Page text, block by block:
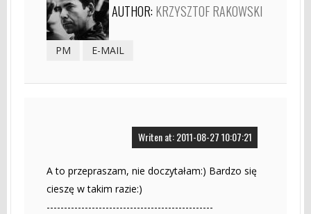
AUTHOR: KRZYSZTOF RAKOWSKI
PM E-MAIL
Writen at: 2011-08-27 10:07:21
A to przepraszam, nie doczytałam:) Bardzo się
cieszę w takim razie:)
------------------------------------------------